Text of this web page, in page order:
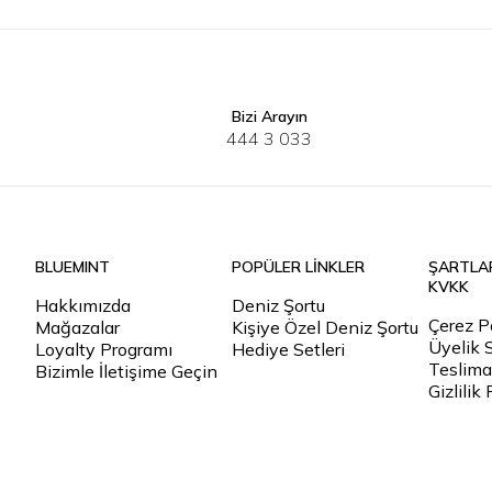
2XL 3XL
Bizi Arayın
444 3 033
BLUEMINT
Hakkımızda
Mağazalar
Loyalty Programı
Bizimle İletişime Geçin
POPÜLER LİNKLER
Deniz Şortu
Kişiye Özel Deniz Şortu
Hediye Setleri
KVKK
Çerez
Üyelik
Gizlilik